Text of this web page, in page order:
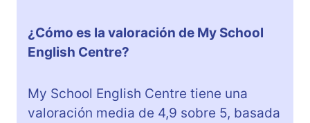
¿Cómo es la valoración de My School
English Centre?
My School English Centre tiene una
valoración media de 4,9 sobre 5, basada